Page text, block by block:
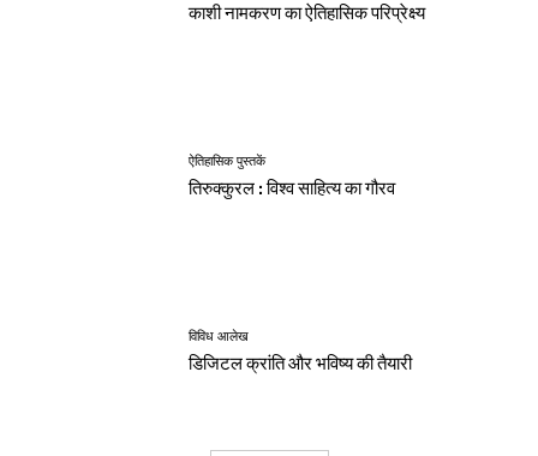
काशी नामकरण का ऐतिहासिक परिप्रेक्ष्य
ऐतिहासिक पुस्तकें
तिरुक्कुरल : विश्व साहित्य का गौरव
विविध आलेख
डिजिटल क्रांति और भविष्य की तैयारी